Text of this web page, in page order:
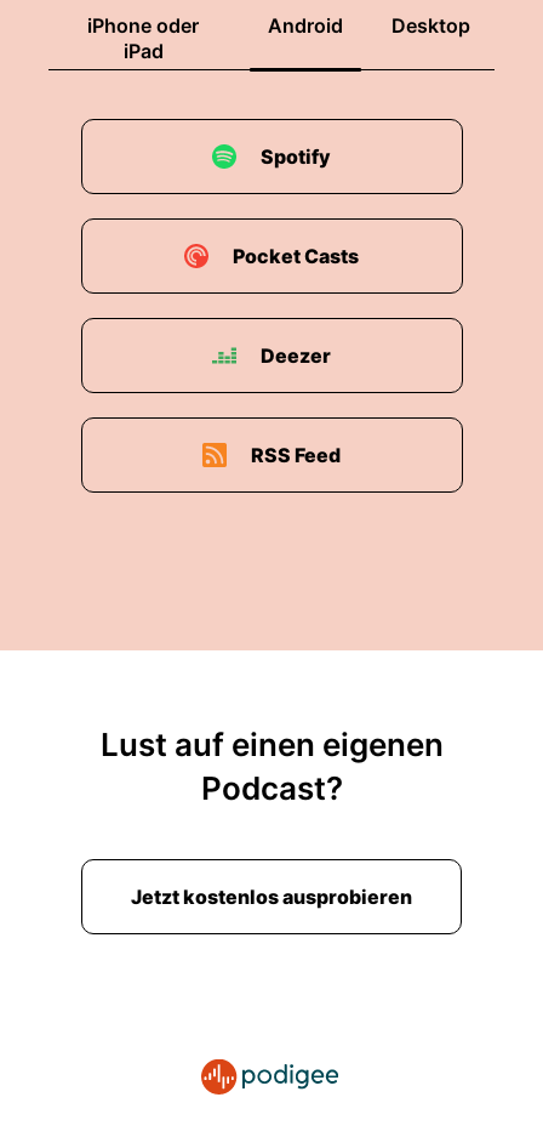
iPhone oder
iPad
Android Desktop
Spotify
Pocket Casts
Deezer
RSS Feed
Lust auf einen eigenen
Podcast?
Jetzt kostenlos ausprobieren